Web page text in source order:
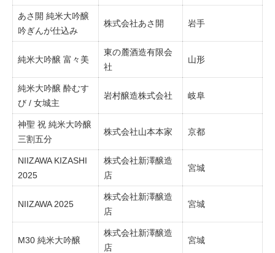
あさ開 純米大吟醸
吟ぎんが仕込み
株式会社あさ開 岩手
純米大吟醸 富々美
東の麓酒造有限会
社
山形
純米大吟醸 酔むす
び / 女城主
岩村醸造株式会社 岐阜
神聖 祝 純米大吟醸
三割五分
株式会社山本本家 京都
NIIZAWA KIZASHI
2025
株式会社新澤醸造
店
宮城
NIIZAWA 2025
株式会社新澤醸造
店
宮城
M30 純米大吟醸
株式会社新澤醸造
店
宮城